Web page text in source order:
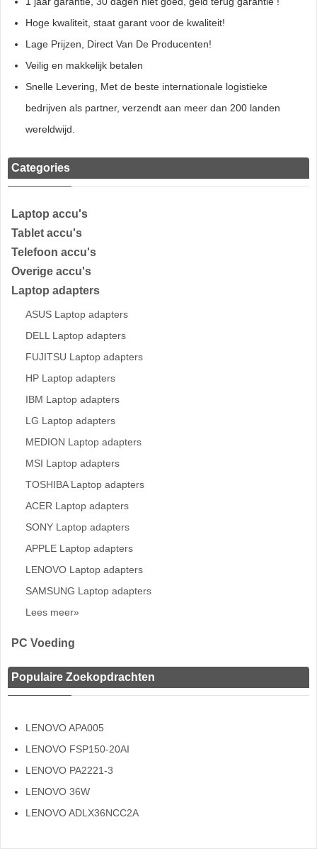
Hoge kwaliteit, staat garant voor de kwaliteit!
Lage Prijzen, Direct Van De Producenten!
Veilig en makkelijk betalen
Snelle Levering, Met de beste internationale logistieke
bedrijven als partner, verzendt aan meer dan 200 landen
wereldwijd.
Categories
Laptop accu's
Tablet accu's
Telefoon accu's
Overige accu's
Laptop adapters
ASUS Laptop adapters
DELL Laptop adapters
FUJITSU Laptop adapters
HP Laptop adapters
IBM Laptop adapters
LG Laptop adapters
MEDION Laptop adapters
MSI Laptop adapters
TOSHIBA Laptop adapters
ACER Laptop adapters
SONY Laptop adapters
APPLE Laptop adapters
LENOVO Laptop adapters
SAMSUNG Laptop adapters
Lees meer»
PC Voeding
Populaire Zoekopdrachten
LENOVO APA005
LENOVO FSP150-20AI
LENOVO PA2221-3
LENOVO 36W
LENOVO ADLX36NCC2A